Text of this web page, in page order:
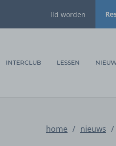
lid worden
INTERCLUB LESSEN
home / nieuws /